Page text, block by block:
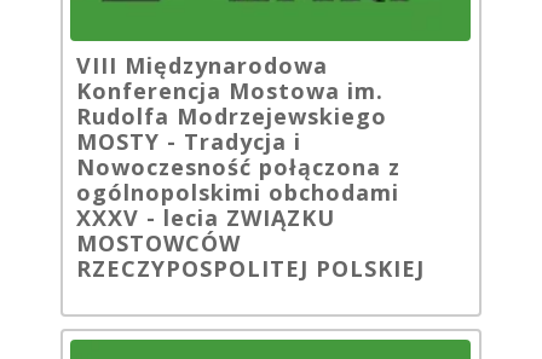
VIII Międzynarodowa
Konferencja Mostowa im.
Rudolfa Modrzejewskiego
MOSTY - Tradycja i
Nowoczesność połączona z
ogólnopolskimi obchodami
XXXV - lecia ZWIĄZKU
MOSTOWCÓW
RZECZYPOSPOLITEJ POLSKIEJ